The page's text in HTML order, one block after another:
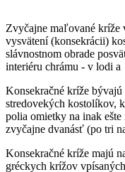
Zvyčajne maľované kríže
vysvätení (konsekrácii)
slávnostnom obrade
interiéru chrámu - v lodi
Konsekračné kríže bývajú
stredovekých kostolíkov,
polia omietky na inak
zvyčajne dvanásť (po tri
Konsekračné kríže majú
gréckych krížov